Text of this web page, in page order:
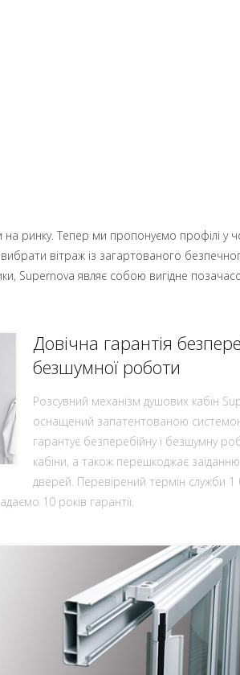
на ринку. Тепер ми пропонуємо профілі у
вітраж із загартованого
Supernova являє собою вигідне
Довічна гарантія
безшумної роботи
Розсувний механізм душових кабін
оснащений запатентованою
гарантує безперебійну і безшумну
кабіни, а також перешкоджає
дверей. Перевірений термін служби 1
10 років гарантії.